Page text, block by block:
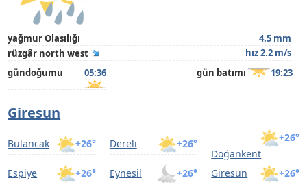
yağmur Olasılığı
4.5 mm
rüzgâr north west
hız 2.2 m/s
gündoğumu
05:36 gün batımı 19:23
Giresun
+26°
Bulancak +26°
Dereli
+26°
Doğankent
+26°
Espiye +26°
Eynesil +26°
Giresun